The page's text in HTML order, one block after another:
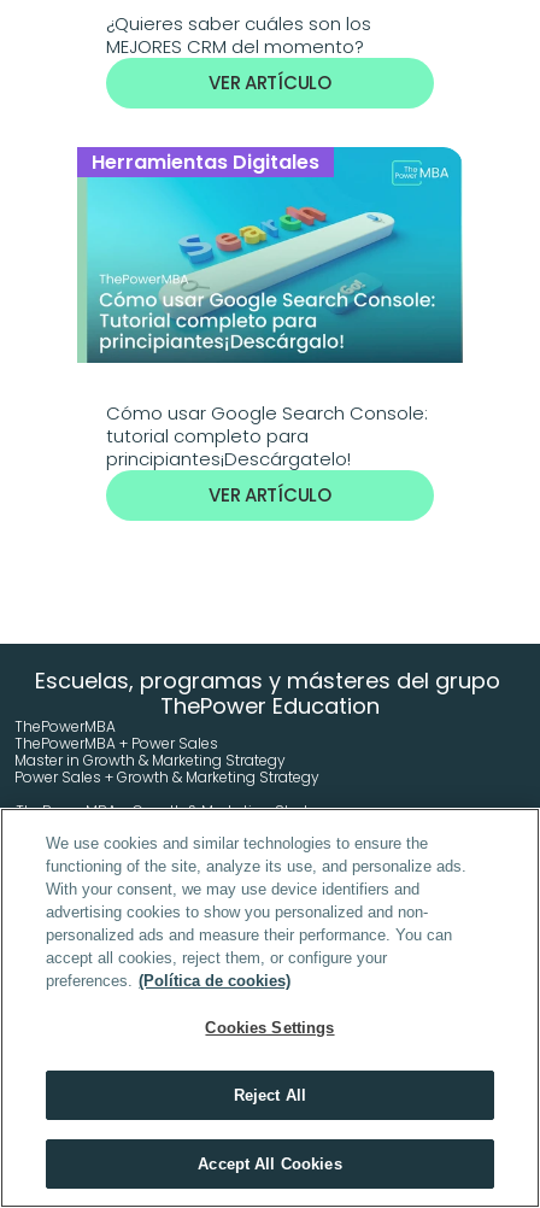
¿Quieres saber cuáles son los
MEJORES CRM del momento?
VER ARTÍCULO
Herramientas Digitales
Cómo usar Google Search Console:
tutorial completo para
principiantes¡Descárgatelo!
VER ARTÍCULO
Escuelas, programas y másteres del grupo
ThePower Education
ThePowerMBA
ThePowerMBA + Power Sales
Master in Growth & Marketing Strategy
Power Sales + Growth & Marketing Strategy
ThePowerMBA + Growth & Marketing Strategy
Power Sales
Power Finance
Power Investing
Power Project Management
Liderazgo Profesional - PDD Executive
High Impact Skills - PDD Executive
Máster AI Maker
Rock theCode -  Desarrollo Full Stack
Power Bi
AI Engineer
HACER TEST
We use cookies and similar technologies to ensure the
functioning of the site, analyze its use, and personalize ads.
With your consent, we may use device identifiers and
advertising cookies to show you personalized and non-
personalized ads and measure their performance. You can
accept all cookies, reject them, or configure your
preferences. (Política de cookies)
Cookies Settings
Reject All
Accept All Cookies